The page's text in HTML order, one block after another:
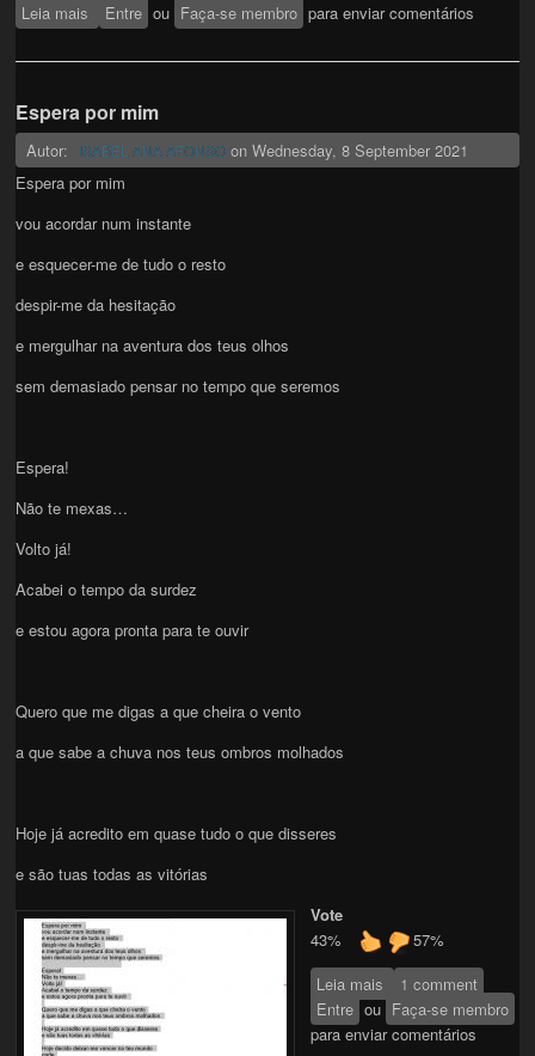
Leia mais sobre O jeito do que sinto
Entre ou Faça-se membro para enviar comentários
Espera por mim
Autor: ISABEL ANA AFONSO onWednesday, 8 September 2021
Espera por mim
vou acordar num instante
e esquecer-me de tudo o resto
despir-me da hesitação
e mergulhar na aventura dos teus olhos
sem demasiado pensar no tempo que seremos
Espera!
Não te mexas…
Volto já!
Acabei o tempo da surdez
e estou agora pronta para te ouvir
Quero que me digas a que cheira o vento
a que sabe a chuva nos teus ombros molhados
Hoje já acredito em quase tudo o que disseres
e são tuas todas as vitórias
Vote
43%
57%
Leia mais sobre Espera por
mim
1 comment
Entre ou Faça-se membro
para enviar comentários